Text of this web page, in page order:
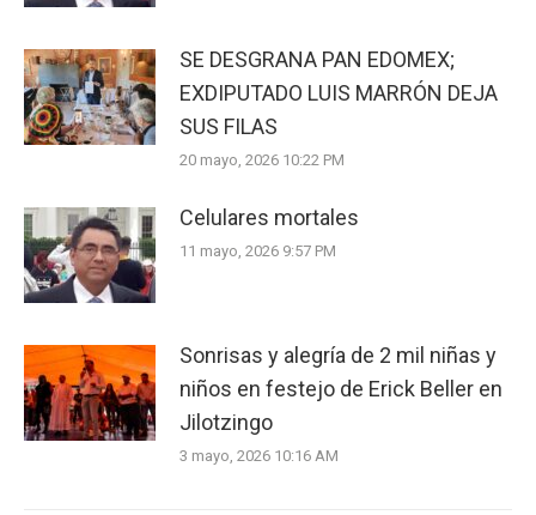
SE DESGRANA PAN EDOMEX;
EXDIPUTADO LUIS MARRÓN DEJA
SUS FILAS
20 mayo, 2026 10:22 PM
Celulares mortales
11 mayo, 2026 9:57 PM
Sonrisas y alegría de 2 mil niñas y
niños en festejo de Erick Beller en
Jilotzingo
3 mayo, 2026 10:16 AM